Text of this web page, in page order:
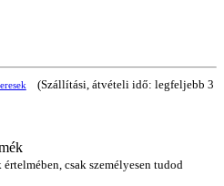
(Szállítási, átvételi idő: legfeljebb 3
csak személyesen tudod